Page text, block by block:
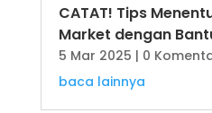
CATAT! Tips
Market dengan
5 Mar 2025 | 0
baca lainnya